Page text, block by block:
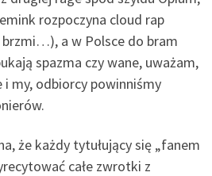
rozpoczyna cloud rap
a w Polsce do bram
spazma czy wane, uważam,
my, odbiorcy powinniśmy
że każdy tytułujący się „fanem
całe zwrotki z